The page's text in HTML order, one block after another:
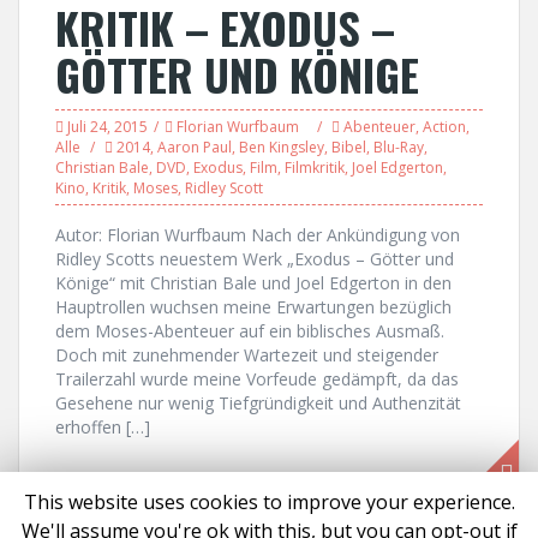
KRITIK – EXODUS –
GÖTTER UND KÖNIGE
Juli 24, 2015 Florian Wurfbaum Abenteuer, Action,
Alle
2014, Aaron Paul, Ben Kingsley, Bibel, Blu-Ray,
Christian Bale, DVD, Exodus, Film, Filmkritik, Joel Edgerton,
Kino, Kritik, Moses, Ridley Scott
Autor: Florian Wurfbaum Nach der Ankündigung von
Ridley Scotts neuestem Werk „Exodus – Götter und
Könige“ mit Christian Bale und Joel Edgerton in den
Hauptrollen wuchsen meine Erwartungen bezüglich
dem Moses-Abenteuer auf ein biblisches Ausmaß.
Doch mit zunehmender Wartezeit und steigender
Trailerzahl wurde meine Vorfeude gedämpft, da das
Gesehene nur wenig Tiefgründigkeit und Authenzität
erhoffen […]
This website uses cookies to improve your experience.
We'll assume you're ok with this, but you can opt-out if